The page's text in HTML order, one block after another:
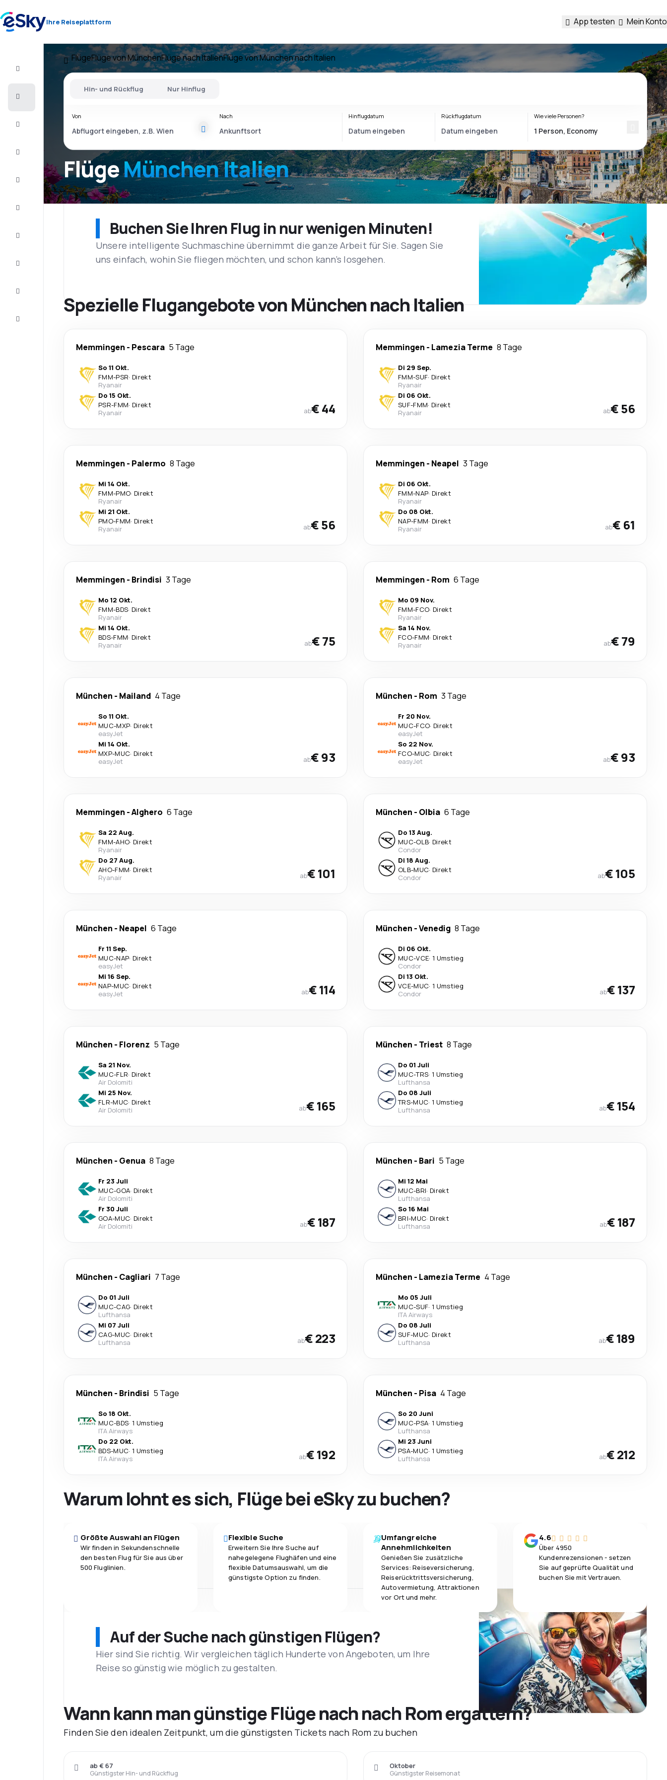
Ihre Reiseplattform App testen Mein Konto
Kurzurlaub
FlügeFlüge von MünchenFlüge nach ItalienFlüge von München nach Italien
FlügeMünchen Italien
Hin- und Rückflug Nur Hinflug
Von Nach Hinflugdatum Rückflugdatum Wie viele Personen?
Buchen Sie Ihren Flug in nur wenigen Minuten!
Unsere intelligente Suchmaschine übernimmt die ganze Arbeit für Sie. Sagen Sie
uns einfach, wohin Sie fliegen möchten, und schon kann’s losgehen.
Spezielle Flugangebote von München nach Italien
Memmingen - Pescara 5 Tage
So 11 Okt.
FMM-PSR· Direkt
Ryanair
Do 15 Okt.
PSR-FMM· Direkt
Ryanair
ab€ 44
Memmingen - Lamezia Terme 8 Tage
Di 29 Sep.
FMM-SUF· Direkt
Ryanair
Di 06 Okt.
SUF-FMM· Direkt
Ryanair
ab€ 56
Memmingen - Palermo 8 Tage
Mi 14 Okt.
FMM-PMO· Direkt
Ryanair
Mi 21 Okt.
PMO-FMM· Direkt
Ryanair
ab€ 56
Memmingen - Neapel 3 Tage
Di 06 Okt.
FMM-NAP· Direkt
Ryanair
Do 08 Okt.
NAP-FMM· Direkt
Ryanair
ab€ 61
Memmingen - Brindisi 3 Tage
Mo 12 Okt.
FMM-BDS· Direkt
Ryanair
Mi 14 Okt.
BDS-FMM· Direkt
Ryanair
ab€ 75
Memmingen - Rom 6 Tage
Mo 09 Nov.
FMM-FCO· Direkt
Ryanair
Sa 14 Nov.
FCO-FMM· Direkt
Ryanair
ab€ 79
München - Mailand 4 Tage
So 11 Okt.
MUC-MXP· Direkt
easyJet
Mi 14 Okt.
MXP-MUC· Direkt
easyJet
ab€ 93
München - Rom 3 Tage
Fr 20 Nov.
MUC-FCO· Direkt
easyJet
So 22 Nov.
FCO-MUC· Direkt
easyJet
ab€ 93
Memmingen -Alghero 6 Tage
Sa 22 Aug.
FMM-AHO· Direkt
Ryanair
Do 27 Aug.
AHO-FMM· Direkt
Ryanair
ab€ 101
München - Olbia 6 Tage
Do 13 Aug.
MUC-OLB· Direkt
Condor
Di 18 Aug.
OLB-MUC· Direkt
Condor
ab€ 105
München - Neapel 6 Tage
Fr 11 Sep.
MUC-NAP· Direkt
easyJet
Mi 16 Sep.
NAP-MUC· Direkt
easyJet
ab€ 114
München -Venedig 8 Tage
Di 06 Okt.
MUC-VCE· 1 Umstieg
Condor
Di 13 Okt.
VCE-MUC· 1 Umstieg
Condor
ab€ 137
München - Florenz 5 Tage
Sa 21 Nov.
MUC-FLR· Direkt
Air Dolomiti
Mi 25 Nov.
FLR-MUC· Direkt
Air Dolomiti
ab€ 165
München - Triest 8 Tage
Do 01 Juli
MUC-TRS· 1 Umstieg
Lufthansa
Do 08 Juli
TRS-MUC· 1 Umstieg
Lufthansa
ab€ 154
München - Genua 8 Tage
Fr 23 Juli
MUC-GOA· Direkt
Air Dolomiti
Fr 30 Juli
GOA-MUC· Direkt
Air Dolomiti
ab€ 187
München - Bari 5 Tage
Mi 12 Mai
MUC-BRI· Direkt
Lufthansa
So 16 Mai
BRI-MUC· Direkt
Lufthansa
ab€ 187
München - Cagliari 7 Tage
Do 01 Juli
MUC-CAG· Direkt
Lufthansa
Mi 07 Juli
CAG-MUC· Direkt
Lufthansa
ab€ 223
München - Lamezia Terme 4 Tage
Mo 05 Juli
MUC-SUF· 1 Umstieg
ITA Airways
Do 08 Juli
SUF-MUC· Direkt
Lufthansa
ab€ 189
München - Brindisi 5 Tage
So 18 Okt.
MUC-BDS· 1 Umstieg
ITA Airways
Do 22 Okt.
BDS-MUC· 1 Umstieg
ITA Airways
ab€ 192
München - Pisa 4 Tage
So 20 Juni
MUC-PSA· 1 Umstieg
Lufthansa
Mi 23 Juni
PSA-MUC· 1 Umstieg
Lufthansa
ab€ 212
Warum lohnt es sich, Flüge bei eSky zu buchen?
Größte Auswahl an Flügen
Wir finden in Sekundenschnelle
den besten Flug für Sie aus über
500 Fluglinien.
Flexible Suche
Erweitern Sie Ihre Suche auf
nahegelegene Flughäfen und eine
flexible Datumsauswahl, um die
günstigste Option zu finden.
Umfangreiche
Annehmlichkeiten
Genießen Sie zusätzliche
Services: Reiseversicherung,
Reiserücktrittsversicherung,
Autovermietung, Attraktionen
vor Ort und mehr.
4.6
Über 4950
Kundenrezensionen - setzen
Sie auf geprüfte Qualität und
buchen Sie mit Vertrauen.
Auf der Suche nach günstigen Flügen?
Hier sind Sie richtig. Wir vergleichen täglich Hunderte von Angeboten, um Ihre
Reise so günstig wie möglich zu gestalten.
Wann kann man günstige Flüge nach nach Rom ergattern?
Finden Sie den idealen Zeitpunkt, um die günstigsten Tickets nach Rom zu buchen
Günstigster Hin- und Rückflug
ab € 67
Günstigster Reisemonat
Oktober